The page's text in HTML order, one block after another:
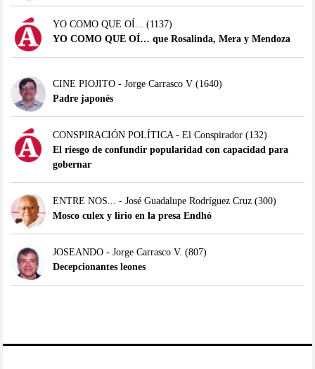
YO COMO QUE OÍ... (1137)
YO COMO QUE OÍ… que Rosalinda, Mera y Mendoza
CINE PIOJITO - Jorge Carrasco V(1640)
Padre japonés
CONSPIRACIÓN POLÍTICA - El Conspirador(132)
El riesgo de confundir popularidad con capacidad para
gobernar
ENTRE NOS... - José Guadalupe Rodríguez Cruz(300)
Mosco culex y lirio en la presa Endhó
JOSEANDO - Jorge Carrasco V. (807)
Decepcionantes leones